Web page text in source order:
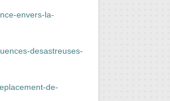
envers-la-
desastreuses-
de-